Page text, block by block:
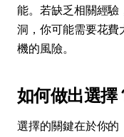
能。若缺乏相關經
洞，你可能需要花
機的風險。
如何做出選擇
選擇的關鍵在於你